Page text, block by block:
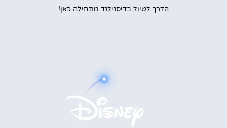
הדרך לטיול בדיסנילנד מתחילה כאן!